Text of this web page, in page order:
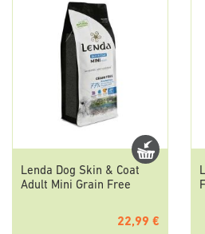
Lenda Dog Skin & Coat
Adult Mini Grain Free
22,99 €